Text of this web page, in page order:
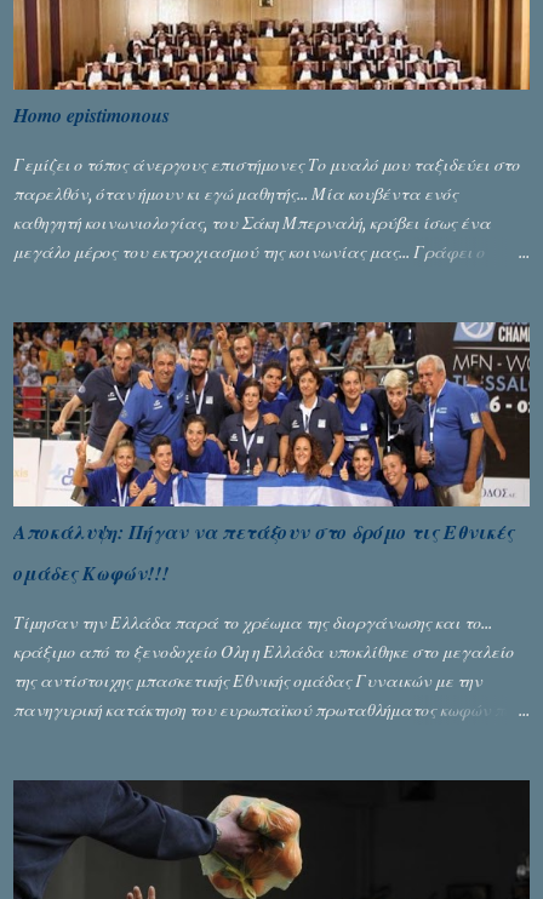
Homo epistimonous
Γεμίζει ο τόπος άνεργους επιστήμονες Το μυαλό μου ταξιδεύει στο
παρελθόν, όταν ήμουν κι εγώ μαθητής... Μία κουβέντα ενός
καθηγητή κοινωνιολογίας, του Σάκη Μπερναλή, κρύβει ίσως ένα
μεγάλο μέρος του εκτροχιασμού της κοινωνίας μας... Γράφει ο
Αποκάλυψη: Πήγαν να πετάξουν στο δρόμο τις Εθνικές
ομάδες Κωφών!!!
Τίμησαν την Ελλάδα παρά το χρέωμα της διοργάνωσης και το...
κράξιμο από το ξενοδοχείο Όλη η Ελλάδα υποκλίθηκε στο μεγαλείο
της αντίστοιχης μπασκετικής Εθνικής ομάδας Γυναικών με την
πανηγυρική κατάκτηση του ευρωπαϊκού πρωταθλήματος κωφών που
Ζέρβα με την πορεία τους που ολοκληρώθηκε με τη νίκη τους στον
τελικό επί της Λιθουανίας, υπάρχουν και τα δυσάρεστα. Τα πολύ
δυσάρεστα...